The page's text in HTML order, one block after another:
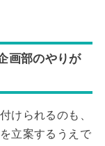
画部のやりが
けられるのも、
立案するうえで